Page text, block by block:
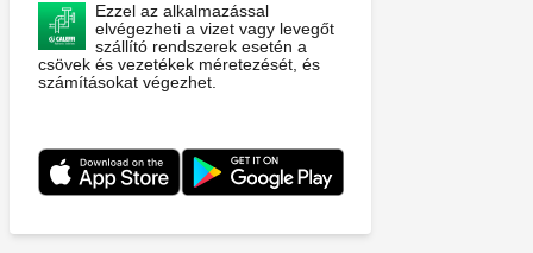
Ezzel az alkalmazással
elvégezheti a vizet vagy levegőt
szállító rendszerek esetén a
csövek és vezetékek méretezését, és
számításokat végezhet.